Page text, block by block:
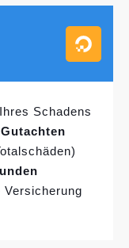
Schadens
Gutachten